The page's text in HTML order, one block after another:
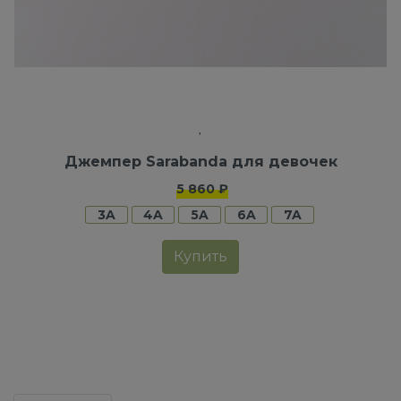
Джемпер Sarabanda для девочек
5 860 ₽
3A
4A 5A 6A 7A
Купить